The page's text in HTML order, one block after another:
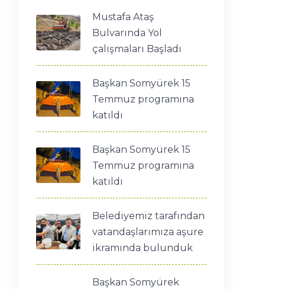
Mustafa Ataş
Bulvarında Yol
çalışmaları Başladı
Başkan Somyürek 15
Temmuz programına
katıldı
Başkan Somyürek 15
Temmuz programına
katıldı
Belediyemiz tarafından
vatandaşlarımıza aşure
ikramında bulunduk
Başkan Somyürek